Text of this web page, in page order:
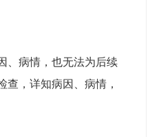
、病情，也无法为后续
，详知病因、病情，